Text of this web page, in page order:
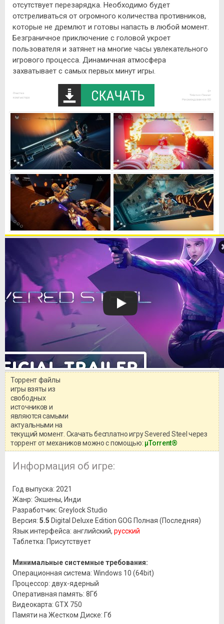
отсутствует перезарядка. Необходимо будет
отстреливаться от огромного количества противников,
которые не дремлют и готовы напасть в любой момент.
Безграничное приключение с головой укроет
пользователя и затянет на многие часы увлекательного
игрового процесса. Динамичная атмосфера
захватывает с самых первых минут игры.
Торрент файлы
игры взяты из
свободных
источников и
являются самыми
актуальными на
текущий момент. Скачать бесплатно игру Severed Steel через
торрент от механиков можно с помощью: μTorrent®
Информация об игре:
Год выпуска: 2021
Жанр: Экшены, Инди
Разработчик: Greylock Studio
Версия: 5.5 Digital Deluxe Edition GOG Полная (Последняя)
Язык интерфейса: английский, русский
Таблетка: Присутствует
Минимальные системные требования:
Операционная система: Windows 10 (64bit)
Процессор: двух-ядерный
Оперативная память: 8Гб
Видеокарта: GTX 750
Памяти на Жестком Диске: Гб